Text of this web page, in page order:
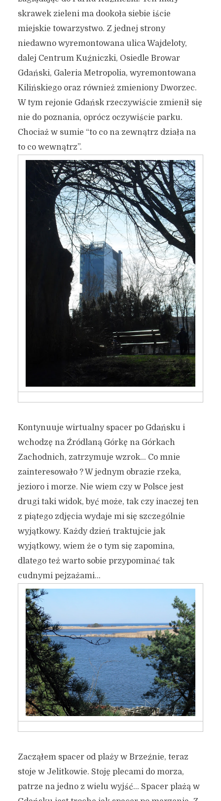
Chorobowy “spacer” po
Gdansku :)
18 grudnia 2016
5 min czytania
Autor:Kamil Sulewski
skrawek zieleni ma dookoła siebie iście
miejskie towarzystwo. Z jednej strony
niedawno wyremontowana ulica Wajdeloty,
dalej Centrum Kuźniczki, Osiedle Browar
Gdański, Galeria Metropolia, wyremontowana
Kilińskiego oraz również zmieniony Dworzec.
W tym rejonie Gdańsk rzeczywiście zmienił się
nie do poznania, oprócz oczywiście parku.
Chociaż w sumie “to co na zewnątrz działa na
to co wewnątrz”.
Kontynuuje wirtualny spacer po Gdańsku i
wchodzę na Źródlaną Górkę na Górkach
Zachodnich, zatrzymuje wzrok… Co mnie
zainteresowało ? W jednym obrazie rzeka,
jezioro i morze. Nie wiem czy w Polsce jest
drugi taki widok, być może, tak czy inaczej ten
z piątego zdjęcia wydaje mi się szczególnie
wyjątkowy. Każdy dzień traktujcie jak
wyjątkowy, wiem że o tym się zapomina,
dlatego też warto sobie przypominać tak
cudnymi pejzażami…
Zacząłem spacer od plaży w Brzeźnie, teraz
stoje w Jelitkowie. Stoję plecami do morza,
patrze na jedno z wielu wyjść… Spacer plażą w